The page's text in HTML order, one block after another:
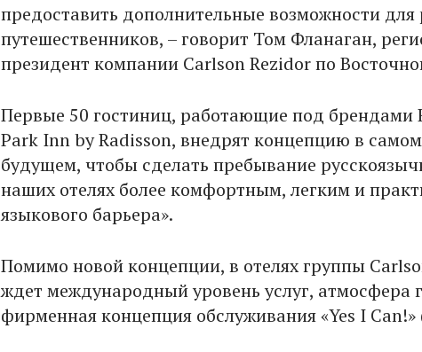
предоставить дополнительные возможности
путешественников, – говорит Том Фланаган,
президент компании Carlson Rezidor по
Первые 50 гостиниц, работающие под брендами
Park Inn by Radisson, внедрят концепцию в
будущем, чтобы сделать пребывание
наших отелях более комфортным, легким и
языкового барьера».
Помимо новой концепции, в отелях группы
ждет международный уровень услуг, атмосфера
фирменная концепция обслуживания «Yes I Can!»